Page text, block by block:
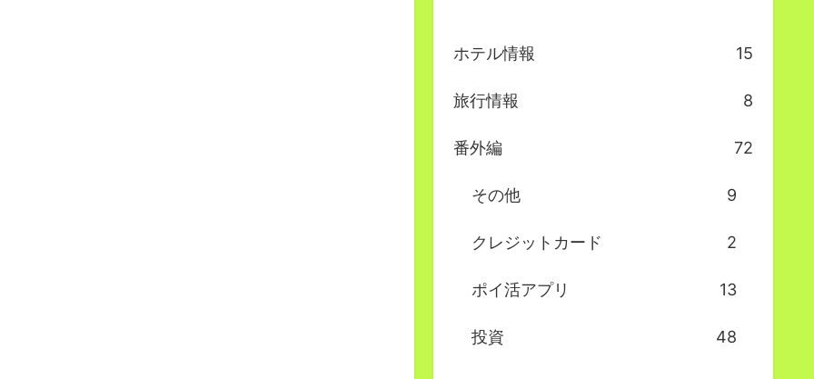
ホテル情報 15
旅行情報 8
番外編 72
その他 9
クレジットカード 2
ポイ活アプリ 13
投資 48